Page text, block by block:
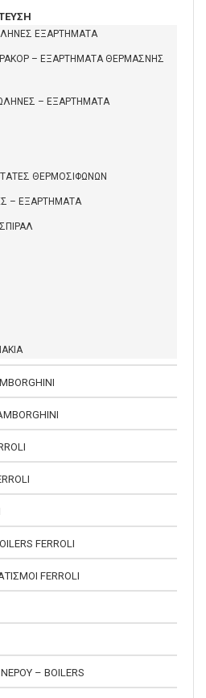
ΕΞΑΡΤΗΜΑΤΑ
– ΕΞΑΡΤΗΜΑΤΑ ΘΕΡΜΑΣΝΗΣ
– ΕΞΑΡΤΗΜΑΤΑ
ΘΕΡΜΟΣΙΦΩΝΩΝ
– ΕΞΑΡΤΗΜΑΤΑ
FERROLI
FERROLI
– BOILERS